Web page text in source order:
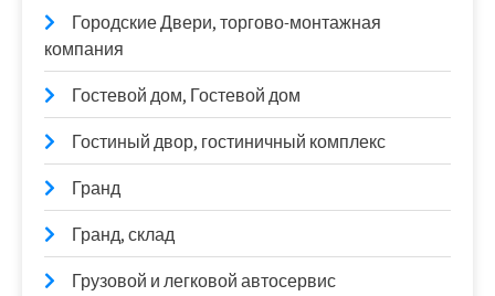
Городские Двери, торгово-монтажная
компания
Гостевой дом, Гостевой дом
Гостиный двор, гостиничный комплекс
Гранд
Гранд, склад
Грузовой и легковой автосервис